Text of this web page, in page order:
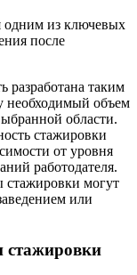
одним из ключевых
после
разработана таким
необходимый объем
области.
стажировки
от уровня
работодателя.
стажировки могут
или
стажировки